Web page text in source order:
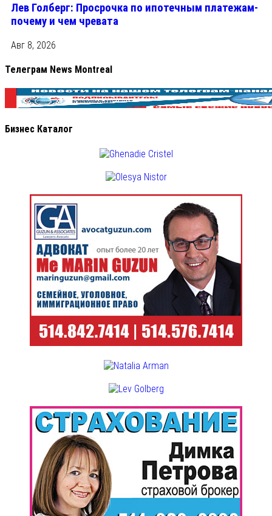
Лев Голберг: Просрочка по ипотечным платежам-
почему и чем чревата
Авг 8, 2026
Телеграм News Montreal
Бизнес Каталог